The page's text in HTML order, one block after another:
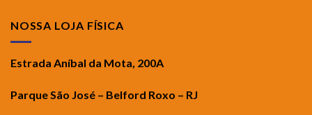
NOSSA LOJA FÍSICA
Estrada Aníbal da Mota, 200A
Parque São José – Belford Roxo – RJ